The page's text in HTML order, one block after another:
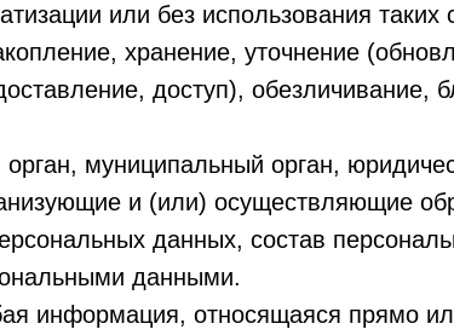
или без использования
хранение, уточнение
доступ), обезличивание,
муниципальный орган,
и (или) осуществляющие
данных, состав
данными.
информация, относящаяся прямо